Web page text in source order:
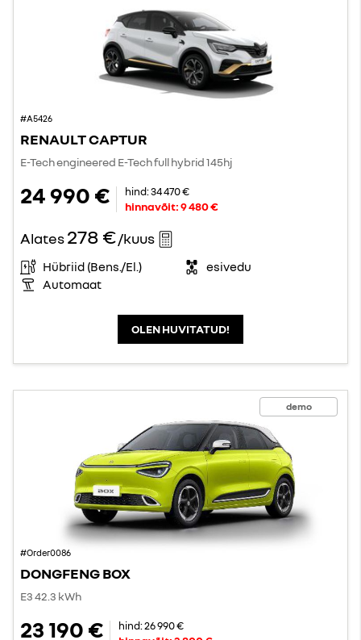
#A5426
RENAULT CAPTUR
E-Tech engineered E-Tech full hybrid 145hj
24 990 € hind:34 470 €
hinnavõit:9 480 €
Alates278 €/kuus
Hübriid (Bens./El.)
esivedu
Automaat
OLEN HUVITATUD!
demo
#Order0086
DONGFENG BOX
E3 42.3 kWh
23 190 € hind:26 990 €